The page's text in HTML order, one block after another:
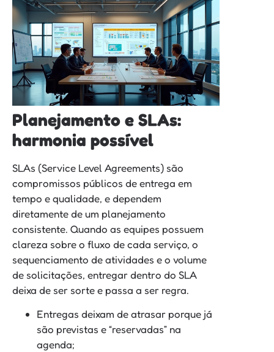
Planejamento e SLAs:
harmonia possível
SLAs (Service Level Agreements) são
compromissos públicos de entrega em
tempo e qualidade, e dependem
diretamente de um planejamento
consistente. Quando as equipes possuem
clareza sobre o fluxo de cada serviço, o
sequenciamento de atividades e o volume
de solicitações, entregar dentro do SLA
deixa de ser sorte e passa a ser regra.
Entregas deixam de atrasar porque já
são previstas e “reservadas” na
agenda;